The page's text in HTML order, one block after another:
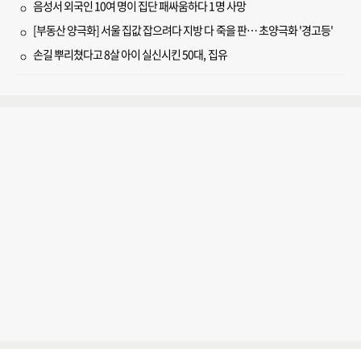
음성서 외국인 10여 명이 집단 패싸움하다 1명 사망
[부동산 양극화] 서울 집값 잡으려다 지방 다 죽을 판… 초양극화 '경고등'
손길 뿌리쳤다고 8살 아이 실신시킨 50대, 집유